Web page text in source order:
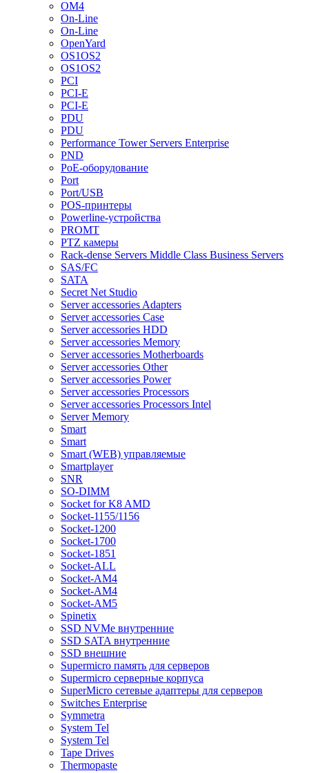
OM4
On-Line
On-Line
OpenYard
OS1OS2
OS1OS2
PCI
PCI-E
PCI-E
PDU
PDU
Performance Tower Servers Enterprise
PND
PoE-оборудование
Port
Port/USB
POS-принтеры
Powerline-устройства
PROMT
PTZ камеры
Rack-dense Servers Middle Class Business Servers
SAS/FC
SATA
Secret Net Studio
Server accessories Adapters
Server accessories Case
Server accessories HDD
Server accessories Memory
Server accessories Motherboards
Server accessories Other
Server accessories Power
Server accessories Processors
Server accessories Processors Intel
Server Memory
Smart
Smart
Smart (WEB) управляемые
Smartplayer
SNR
SO-DIMM
Socket for K8 AMD
Socket-1155/1156
Socket-1200
Socket-1700
Socket-1851
Socket-ALL
Socket-AM4
Socket-AM4
Socket-AM5
Spinetix
SSD NVMe внутренние
SSD SATA внутренние
SSD внешние
Supermicro память для серверов
Supermicro серверные корпуса
SuperMicro сетевые адаптеры для серверов
Switches Enterprise
Symmetra
System Tel
System Tel
Tape Drives
Thermopaste